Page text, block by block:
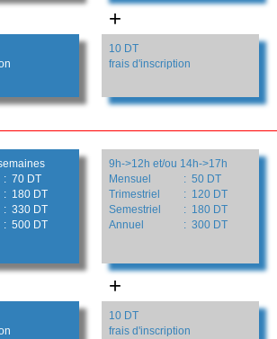
+
10 DT
frais d'inscription
: 70 DT
: 180 DT
: 330 DT
: 500 DT
9h->12h et/ou 14h->17h
Mensuel
: 50 DT
Trimestriel
: 120 DT
Semestriel
: 180 DT
Annuel
: 300 DT
+
10 DT
frais d'inscription